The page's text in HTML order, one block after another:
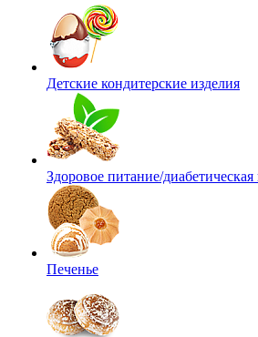
Детские кондитерские изделия
Здоровое питание/
Печенье